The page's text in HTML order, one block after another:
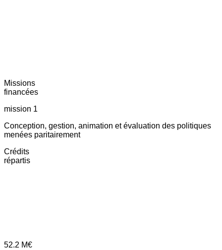
Missions
financées
mission 1
Conception, gestion, animation et évaluation des politiques
menées paritairement
Crédits
répartis
52.2 M€